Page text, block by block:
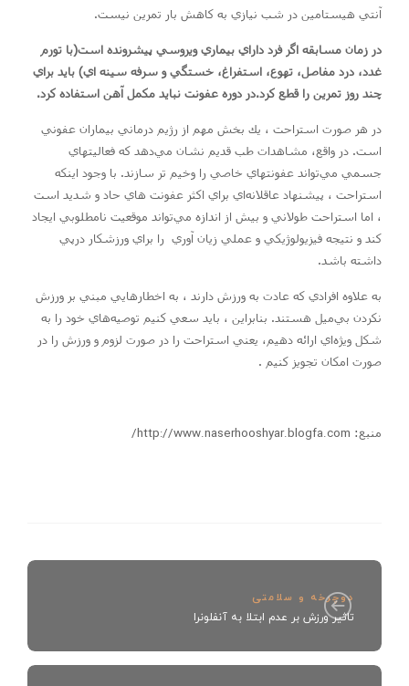
آنتي هيستامين در شب نيازي به کاهش بار تمرين نيست.
در زمان مسابقه اگر فرد داراي بيماري ويروسي پيشرونده است(با تورم
غدد، درد مفاصل، تهوع، استفراغ، خستگي و سرفه سينه اي) بايد براي
چند روز تمرين را قطع کرد.در دوره عفونت نبايد مکمل آهن استفاده کرد.
در هر صورت استراحت ، يك بخش مهم از رژيم درماني بيماران عفوني
است. در واقع، مشاهدات طب قديم نشان مي‌دهد كه فعاليتهاي
جسمي مي‌تواند عفونتهاي خاصي را وخيم تر سازند. با وجود اينكه
استراحت ، پيشنهاد عاقلانه‌اي براي اكثر عفونت هاي حاد و شديد است
، اما استراحت طولاني و بيش از اندازه مي‌تواند موقعيت نامطلوبي ايجاد
كند و نتيجه فيزيولوژيكي و عملي زيان آوري را براي ورزشکار درپي
داشته باشد.
به علاوه افرادي كه عادت به ورزش دارند ، به اخطارهايي مبني بر ورزش
نكردن بي‌ميل هستند. بنابراين ، بايد سعي كنيم توصيه‌هاي خود را به
شكل ويژه‌اي ارائه دهيم، يعني استراحت را در صورت لزوم و ورزش را در
صورت امكان تجويز كنيم .
منبع: http://www.naserhooshyar.blogfa.com/
دوچرخه و سلامتی
تاثير ورزش بر عدم ابتلا به آنفلونرا